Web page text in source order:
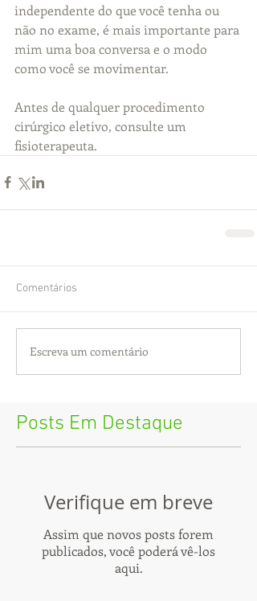
independente do que você tenha ou
não no exame, é mais importante para
mim uma boa conversa e o modo
como você se movimentar.
Antes de qualquer procedimento
cirúrgico eletivo, consulte um
fisioterapeuta.
Comentários
Escreva um comentário
Posts Em Destaque
Verifique em breve
Assim que novos posts forem
publicados, você poderá vê-los
aqui.